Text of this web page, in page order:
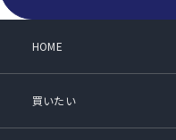
HOME
買いたい